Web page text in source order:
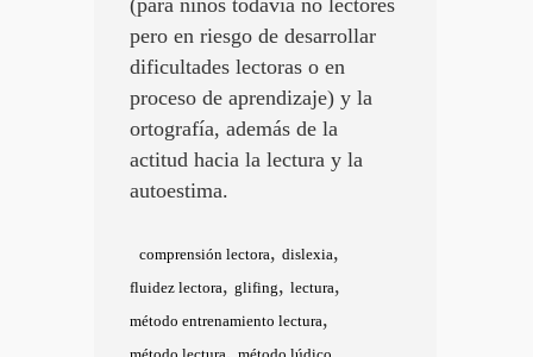
(para niños todavía no lectores
pero en riesgo de desarrollar
dificultades lectoras o en
proceso de aprendizaje) y la
ortografía, además de la
actitud hacia la lectura y la
autoestima.
comprensión lectora, dislexia,
fluidez lectora, glifing, lectura,
método entrenamiento lectura,
,